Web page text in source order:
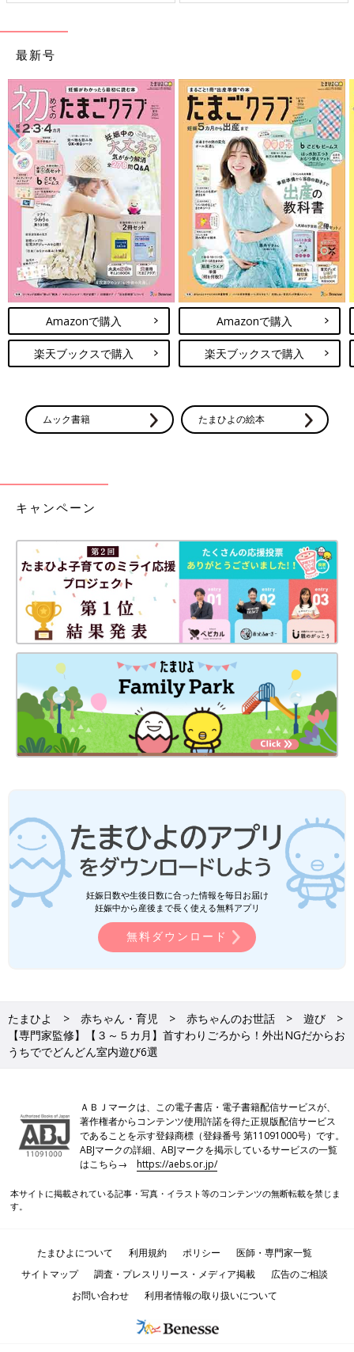
最新号
Amazonで購入
楽天ブックスで購入
Amazonで購入
楽天ブックスで購入
ムック書籍 たまひよの絵本
キャンペーン
妊娠日数や生後日数に合った情報を毎日お届け
妊娠中から産後まで長く使える無料アプリ
無料ダウンロード
たまひよ 赤ちゃん・育児 赤ちゃんのお世話
遊び
【専門家監修】【３～５カ月】首すわりごろから！外出NGだからお
うちででどんどん室内遊び6選
ＡＢＪマークは、この電子書店・電子書籍配信サービスが、
著作権者からコンテンツ使用許諾を得た正規版配信サービス
であることを示す登録商標（登録番号 第11091000号）です。
ABJマークの詳細、ABJマークを掲示しているサービスの一覧
はこちら→https://aebs.or.jp/
本サイトに掲載されている記事・写真・イラスト等のコンテンツの無断転載を禁じま
す。
たまひよについて 利用規約 ポリシー
医師・専門家一覧
サイトマップ
調査・プレスリリース・メディア掲載
広告のご相談
お問い合わせ
利用者情報の取り扱いについて